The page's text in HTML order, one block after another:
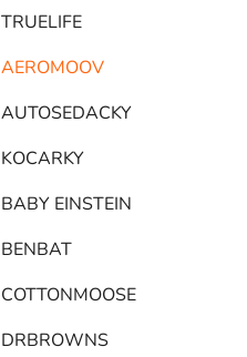
TRUELIFE
AEROMOOV
AUTOSEDACKY
KOCARKY
BABY EINSTEIN
BENBAT
COTTONMOOSE
DRBROWNS